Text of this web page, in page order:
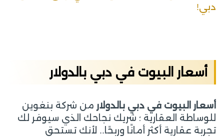
دبي!
أسعار البيوت في دبي بالدولار
أسعار البيوت في دبي بالدولار من شركة بنغوين
للوساطة العقارية ؛ شريك نجاحك الذي سيوفر لك
تجربة عقارية أكثر أمانًا وربحًا.. لأنك تستحق